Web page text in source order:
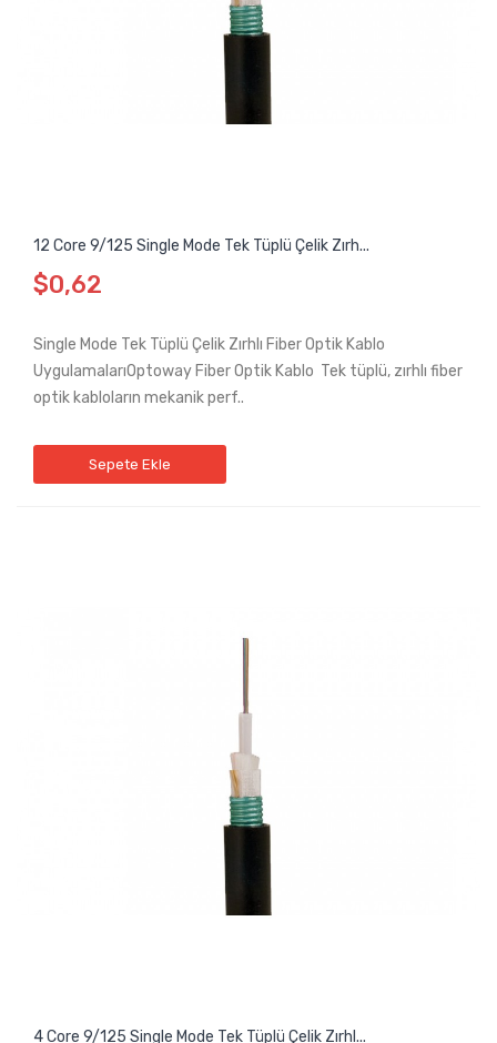
12 Core 9/125 Single Mode Tek Tüplü Çelik Zırh...
$0,62
Single Mode Tek Tüplü Çelik Zırhlı Fiber Optik Kablo
UygulamalarıOptoway Fiber Optik Kablo Tek tüplü, zırhlı fiber
optik kabloların mekanik perf..
Sepete Ekle
4 Core 9/125 Single Mode Tek Tüplü Çelik Zırhl...